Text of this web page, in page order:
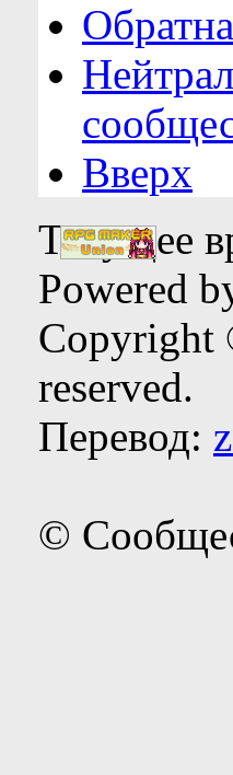
Вверх
Текущее
Powered
Copyright
reserved.
Перевод:
©